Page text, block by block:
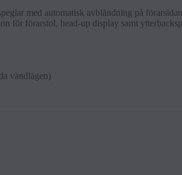
med auto­mat­isk avbländ­n­ing på förarsid­an
för förarstol, head-up dis­play samt
vändlä­gen)